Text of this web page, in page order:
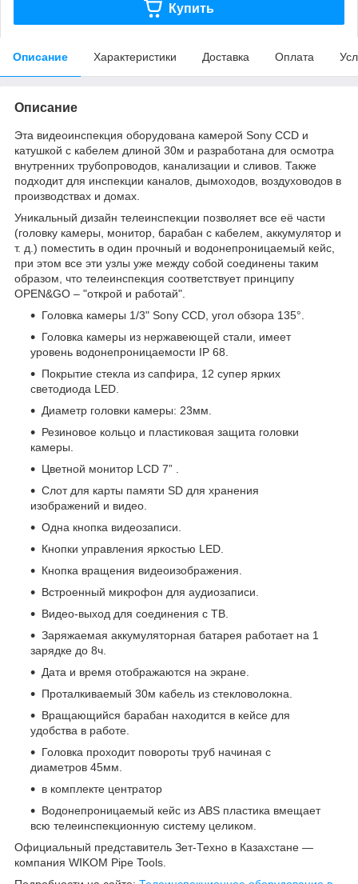
Купить
Описание Характеристики Доставка Оплата
Описание
Эта видеоинспекция оборудована камерой Sony CCD и
катушкой с кабелем длиной 30м и разработана для осмотра
внутренних трубопроводов, канализации и сливов. Также
подходит для инспекции каналов, дымоходов, воздуховодов в
производствах и домах.
Уникальный дизайн телеинспекции позволяет все её части
(головку камеры, монитор, барабан с кабелем, аккумулятор и
т. д.) поместить в один прочный и водонепроницаемый кейс,
при этом все эти узлы уже между собой соединены таким
образом, что телеинспекция соответствует принципу
OPEN&GO – "открой и работай".
Головка камеры 1/3" Sony CCD, угол обзора 135°.
Головка камеры из нержавеющей стали, имеет
уровень водонепроницаемости IP 68.
Покрытие стекла из сапфира, 12 супер ярких
светодиода LED.
Диаметр головки камеры: 23мм.
Резиновое кольцо и пластиковая защита головки
камеры.
Цветной монитор LCD 7” .
Слот для карты памяти SD для хранения
изображений и видео.
Одна кнопка видеозаписи.
Кнопки управления яркостью LED.
Кнопка вращения видеоизображения.
Встроенный микрофон для аудиозаписи.
Видео-выход для соединения с ТВ.
Заряжаемая аккумуляторная батарея работает на 1
зарядке до 8ч.
Дата и время отображаются на экране.
Проталкиваемый 30м кабель из стекловолокна.
Вращающийся барабан находится в кейсе для
удобства в работе.
Головка проходит повороты труб начиная с
диаметров 45мм.
в комплекте центратор
Водонепроницаемый кейс из ABS пластика вмещает
всю телеинспекционную систему целиком.
Официальный представитель Зет-Техно в Казахстане ―
компания WIKOM Pipe Tools.